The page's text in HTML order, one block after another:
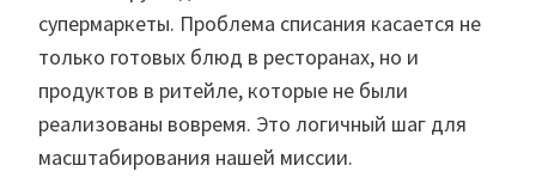
супермаркеты. Проблема списания касается не
только готовых блюд в ресторанах, но и
продуктов в ритейле, которые не были
реализованы вовремя. Это логичный шаг для
масштабирования нашей миссии.